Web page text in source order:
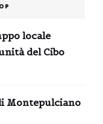
locale
del Cibo
Montepulciano